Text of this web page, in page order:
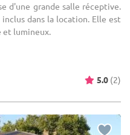
d'une grande salle réceptive.
dans la location. Elle est
et lumineux.
5.0 (2)